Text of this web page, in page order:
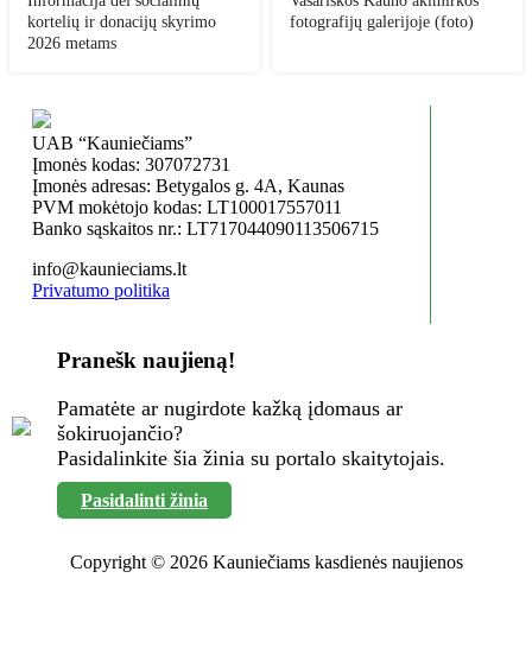
kortelių ir donacijų skyrimo
2026 metams
fotografijų galerijoje (foto)
UAB “Kauniečiams”
Įmonės kodas: 307072731
Įmonės adresas: Betygalos g. 4A, Kaunas
PVM mokėtojo kodas: LT100017557011
Banko sąskaitos nr.: LT717044090113506715
info@kaunieciams.lt
Privatumo politika
Pranešk naujieną!
Pamatėte ar nugirdote kažką įdomaus ar
šokiruojančio?
Pasidalinkite šia žinia su portalo skaitytojais.
Pasidalinti žinia
Copyright © 2026 Kauniečiams kasdienės naujienos